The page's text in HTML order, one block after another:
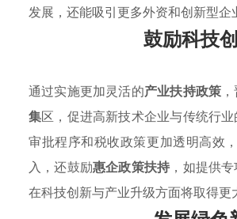
发展，还能吸引更多外资和创新型
鼓励科技
通过实施更加灵活的产业扶持政策
集区，促进高新技术企业与传统行
审批程序和税收政策更加透明高效
入，还鼓励惠企政策扶持 ，如提供
在科技创新与产业升级方面将取得